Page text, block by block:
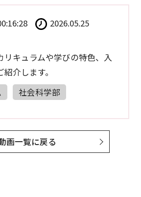
2026.05.25
リキュラムや学びの特色、入
介します。
社会科学部
画一覧に戻る